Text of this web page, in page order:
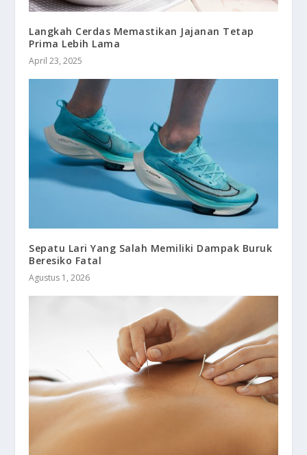
Langkah Cerdas Memastikan Jajanan Tetap
Prima Lebih Lama
April 23, 2025
Sepatu Lari Yang Salah Memiliki Dampak Buruk
Beresiko Fatal
Agustus 1, 2026